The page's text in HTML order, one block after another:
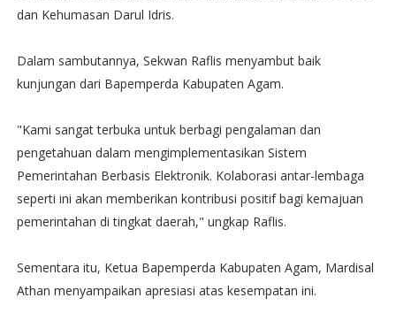
dan Kehumasan Darul Idris.
Dalam sambutannya, Sekwan Raflis menyambut baik
kunjungan dari Bapemperda Kabupaten Agam.
"Kami sangat terbuka untuk berbagi pengalaman dan
pengetahuan dalam mengimplementasikan Sistem
Pemerintahan Berbasis Elektronik. Kolaborasi antar-lembaga
seperti ini akan memberikan kontribusi positif bagi kemajuan
pemerintahan di tingkat daerah," ungkap Raflis.
Sementara itu, Ketua Bapemperda Kabupaten Agam, Mardisal
Athan menyampaikan apresiasi atas kesempatan ini.